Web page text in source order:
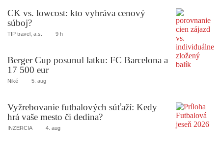
CK vs. lowcost: kto vyhráva cenový
súboj?
TIP travel, a.s. 9 h
Berger Cup posunul latku: FC Barcelona a
17 500 eur
Niké 5. aug
Vyžrebovanie futbalových súťaží: Kedy
hrá vaše mesto či dedina?
INZERCIA 4. aug